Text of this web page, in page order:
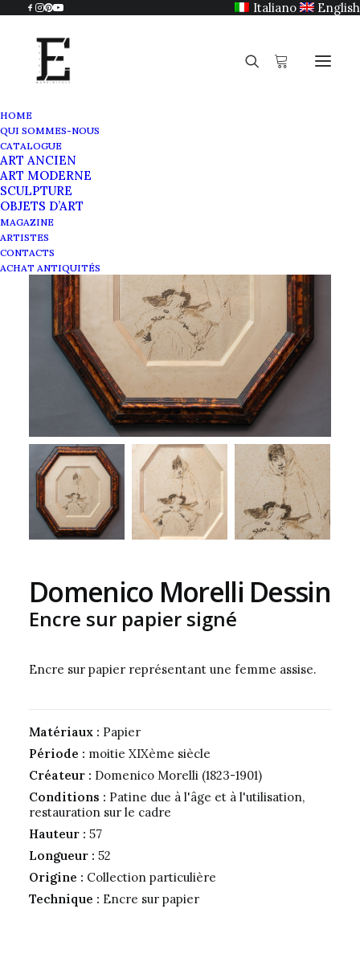
Italiano English
HOME
QUI SOMMES-NOUS
CATALOGUE
ART ANCIEN
ART MODERNE
SCULPTURE
OBJETS D’ART
MAGAZINE
ARTISTES
CONTACTS
ACHAT ANTIQUITÉS
Domenico Morelli Dessin
Encre sur papier signé
Encre sur papier représentant une femme assise.
Matériaux : Papier
Période : moitie XIXème siècle
Créateur : Domenico Morelli (1823-1901)
Conditions : Patine due à l'âge et à l'utilisation,
restauration sur le cadre
Hauteur : 57
Longueur : 52
Origine : Collection particulière
Technique : Encre sur papier